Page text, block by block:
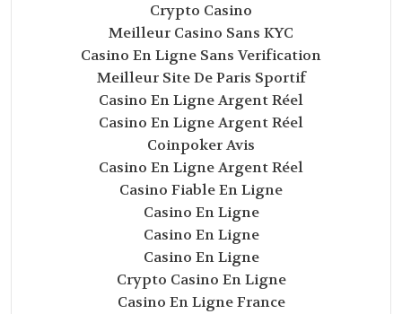
Crypto Casino
Meilleur Casino Sans KYC
Casino En Ligne Sans Verification
Meilleur Site De Paris Sportif
Casino En Ligne Argent Réel
Casino En Ligne Argent Réel
Coinpoker Avis
Casino En Ligne Argent Réel
Casino Fiable En Ligne
Casino En Ligne
Casino En Ligne
Casino En Ligne
Crypto Casino En Ligne
Casino En Ligne France